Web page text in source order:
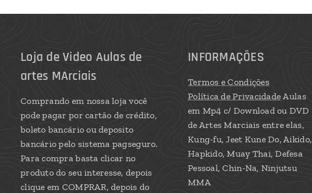
Loja de Video Aulas de
artes MArciais
Comprando em nossa loja você
pode pagar por cartão de crédito,
boleto bancário ou deposito
bancário pelo sistema pagseguro.
Para compra basta clicar no
produto do seu interesse, depois
clique em COMPRAR, depois do
INFORMAÇÕES
Termos e Condições
Política de PrivacidadeAulas
em Mp4 c/ Download ou DVD
de Artes Marciais entre elas,
Kung-fu, Jeet Kune Do, Aikido,
Hapkido, Muay Thai, Defesa
Pessoal, Chin-Na, Ninjutsu
MMA